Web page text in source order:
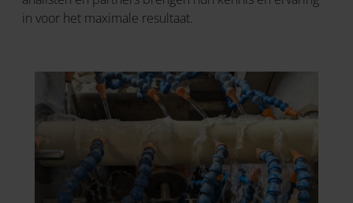
in voor het maximale resultaat.